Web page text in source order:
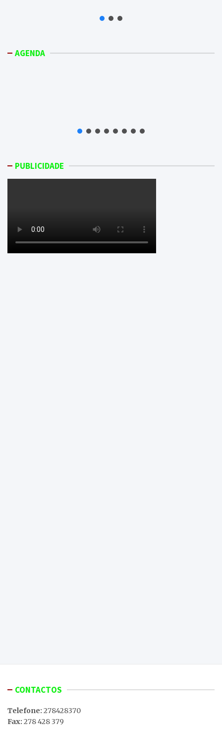
AGENDA
PUBLICIDADE
CONTACTOS
Telefone: 278428370
Fax: 278 428 379